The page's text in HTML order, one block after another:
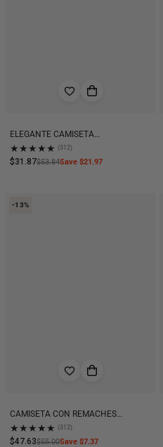
ELEGANTE CAMISETA
EXTRAGRANDE ADORNADA CON
PERLAS
★ ★ ★ ★ ★ (312)
$31.87$53.84Save $21.97
-13%
CAMISETA CON REMACHES
BORDADOS Y PARCHE MOOD DE
ESTILO RETRO URBANO - 2440
★ ★ ★ ★ ★ (312)
$47.63$55.00Save $7.37